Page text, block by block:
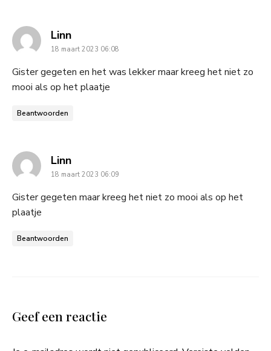
Linnsays:
18 maart 2023 06:08
Gister gegeten en het was lekker maar kreeg het niet zo
mooi als op het plaatje
Beantwoorden
Linnsays:
18 maart 2023 06:09
Gister gegeten maar kreeg het niet zo mooi als op het
plaatje
Beantwoorden
Geef een reactie